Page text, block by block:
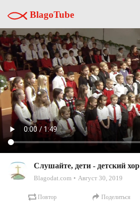
BlagoTube
Слушайте, дети - детский хор
Blagodat.com Август 30, 2019
Повтор Поделиться